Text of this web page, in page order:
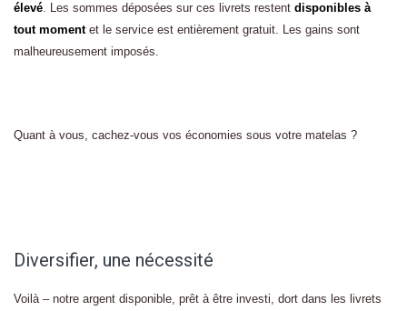
élevé. Les sommes déposées sur ces livrets restent disponibles à
tout momentet le service est entièrement gratuit. Les gains sont
malheureusement imposés.
Quant à vous, cachez-vous vos économies sous votre matelas ?
Diversifier, une nécessité
Voilà – notre argent disponible, prêt à être investi, dort dans les livrets